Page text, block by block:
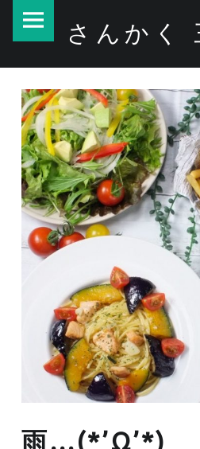
雨…(*’Ω’*) – さんかく 三宮店
さんかく
雨…(*’Ω’*)